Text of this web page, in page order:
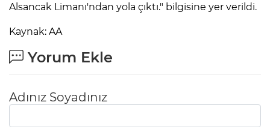
Alsancak Limanı'ndan yola çıktı." bilgisine yer verildi.
Kaynak: AA
Yorum Ekle
Adınız Soyadınız